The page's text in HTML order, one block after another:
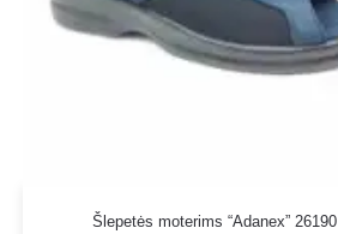
Šlepetės moterims “Adanex” 26190